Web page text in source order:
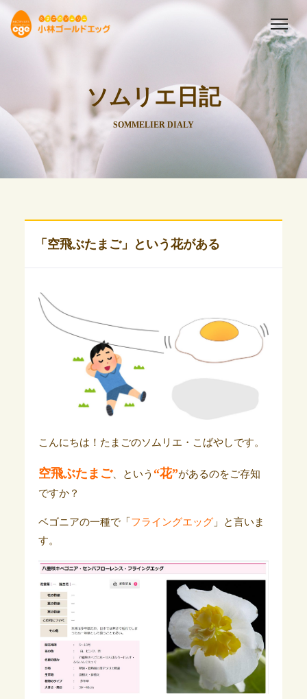
ソムリエ日記
SOMMELIER DIALY
「空飛ぶたまご」という花がある
こんにちは！たまごのソムリエ・こばやしです。
空飛ぶたまご、という “花”があるのをご存知
ですか？
ベゴニアの一種で「 フライングエッグ」と言いま
す。